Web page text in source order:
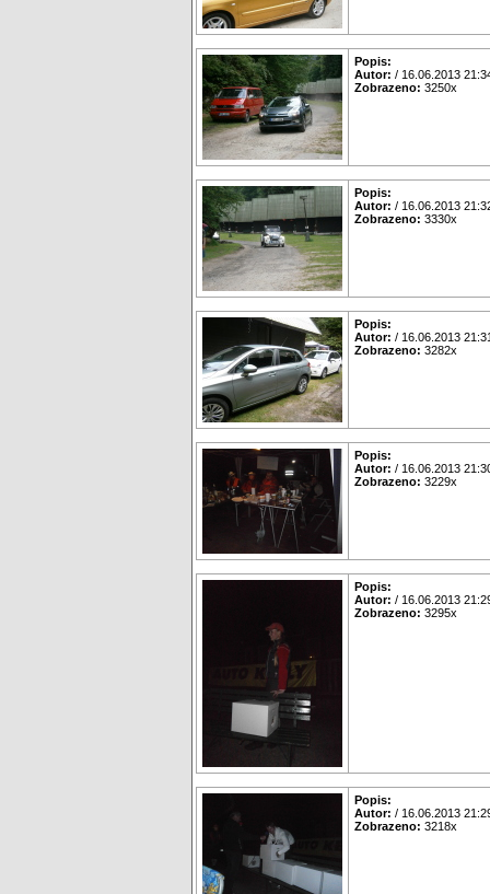
Popis:
Autor: / 16.06.2013
Zobrazeno: 3250x
Popis:
Autor: / 16.06.2013
Zobrazeno: 3330x
Popis:
Autor: / 16.06.2013
Zobrazeno: 3282x
Popis:
Autor: / 16.06.2013
Zobrazeno: 3229x
Popis:
Autor: / 16.06.2013
Zobrazeno: 3295x
Popis:
Autor: / 16.06.2013
Zobrazeno: 3218x